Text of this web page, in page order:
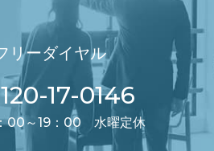
リーダイヤル
17-0146
00～19：00 水曜定休